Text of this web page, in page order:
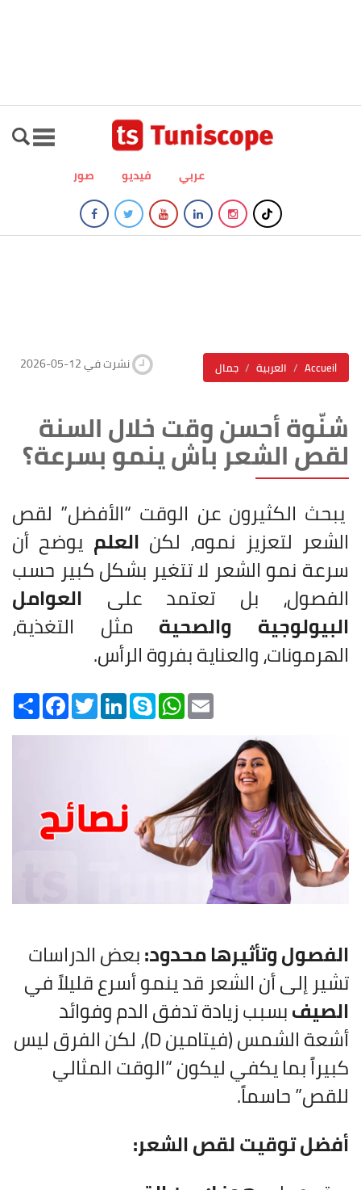
صور فيديو عربي
جمال العربية Accueil 2026-05-12 نشرت في
شنّوة أحسن وقت خلال السنة
لقص الشعر باش ينمو بسرعة؟
يبحث الكثيرون عن الوقت “الأفضل” لقص
الشعر لتعزيز نموه، لكن العلم يوضح أن
سرعة نمو الشعر لا تتغير بشكل كبير حسب
الفصول، بل تعتمد على العوامل
البيولوجية والصحية مثل التغذية،
الهرمونات، والعناية بفروة الرأس.
Share
FacebookTwitterLinkedInSkype
WhatsAppEmail
الفصول وتأثيرها محدود:بعض الدراسات
تشير إلى أن الشعر قد ينمو أسرع قليلاً في
الصيفبسبب زيادة تدفق الدم وفوائد
أشعة الشمس (فيتامين D)، لكن الفرق ليس
كبيراً بما يكفي ليكون “الوقت المثالي
للقص” حاسماً.
أفضل توقيت لقص الشعر: